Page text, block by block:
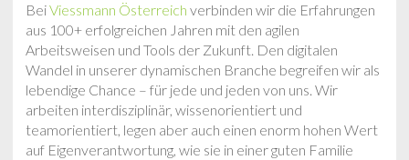
BeiViessmann Österreich verbinden wir die Erfahrungen
aus 100+ erfolgreichen Jahren mit den agilen
Arbeitsweisen und Tools der Zukunft. Den digitalen
Wandel in unserer dynamischen Branche begreifen wir als
lebendige Chance – für jede und jeden von uns. Wir
arbeiten interdisziplinär, wissenorientiert und
teamorientiert, legen aber auch einen enorm hohen Wert
auf Eigenverantwortung, wie sie in einer guten Familie